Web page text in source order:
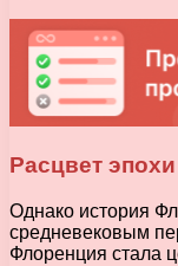
Расцвет
Однако история
средневековым
Флоренция стала